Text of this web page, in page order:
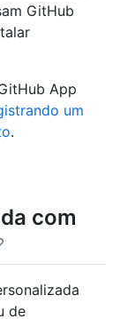
GitHub
App
um
.
com
de